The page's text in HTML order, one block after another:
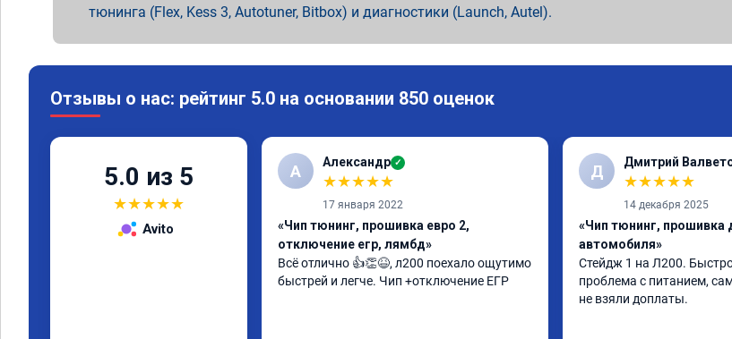
тюнинга (Flex, Kess 3, Autotuner, Bitbox) и диагностики (Launch, Autel).
Отзывы о нас: рейтинг 5.0 на основании 850 оценок
5.0 из 5
★★★★★
Avito
А Александр ✓
★★★★★
17 января 2022
«Чип тюнинг, прошивка евро 2,
отключение егр, лямбд»
Всё отлично 👍👏😆, л200 поехало ощутимо
быстрей и легче. Чип +отключение ЕГР
Д Дмитрий
★★★★★
14 декабря 2025
«Чип тюнинг, прошивка
автомобиля»
Стейдж 1 на Л200.
проблема с питанием,
не взяли доплаты.